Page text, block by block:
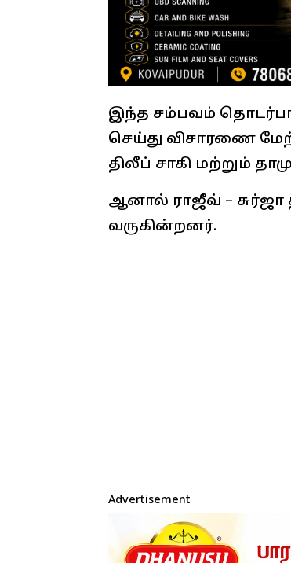
இந்த சம்பவம்
செய்து விசாரணை
திலீப் சாகி மற்றும்
ஆனால் ராஜீவ் –
வருகின்றனர்.
Advertisement